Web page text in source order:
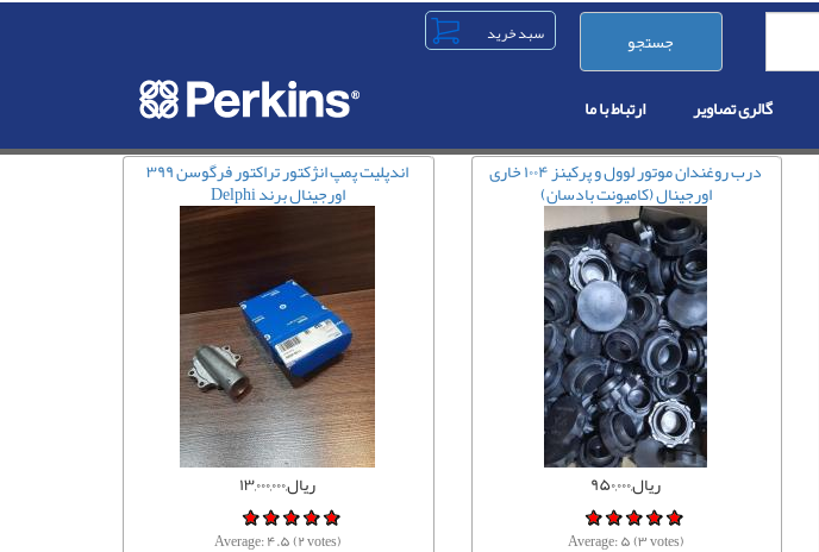
جستجو
گالری تصاویر
ارتباط با ما
اندپلیت پمپ انژکتور تراکتور فرگوسن ۳۹۹
اورجینال برند Delphi
ریال,۱۳,۰۰۰,۰۰۰
Average:۴.۵(۲votes)
درب روغندان موتور لوول و پرکینز ۱۰۰۴ خاری
اورجینال (کامیونت بادسان)
ریال,۹۵۰,۰۰۰
Average:۵(۳votes)